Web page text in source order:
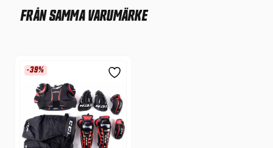
FRÅN SAMMA VARUMÄRKE
-39%